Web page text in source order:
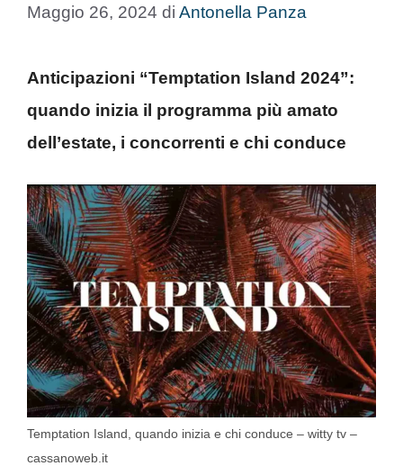
Maggio 26, 2024 di Antonella Panza
Anticipazioni “Temptation Island 2024”:
quando inizia il programma più amato
dell’estate, i concorrenti e chi conduce
Temptation Island, quando inizia e chi conduce – witty tv –
cassanoweb.it